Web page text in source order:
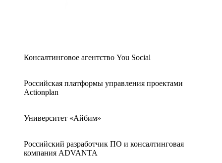
Консалтинговое агентство You Social
Российская платформы управления проектами
Actionplan
Университет «Айбим»
Российский разработчик ПО и консалтинговая
компания ADVANTA